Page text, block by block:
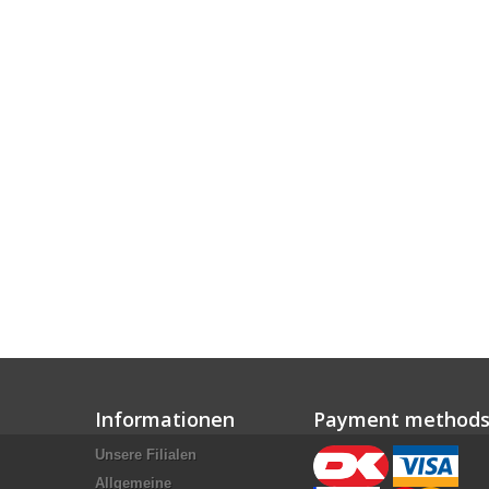
Informationen
Unsere Filialen
Allgemeine
Payment methods